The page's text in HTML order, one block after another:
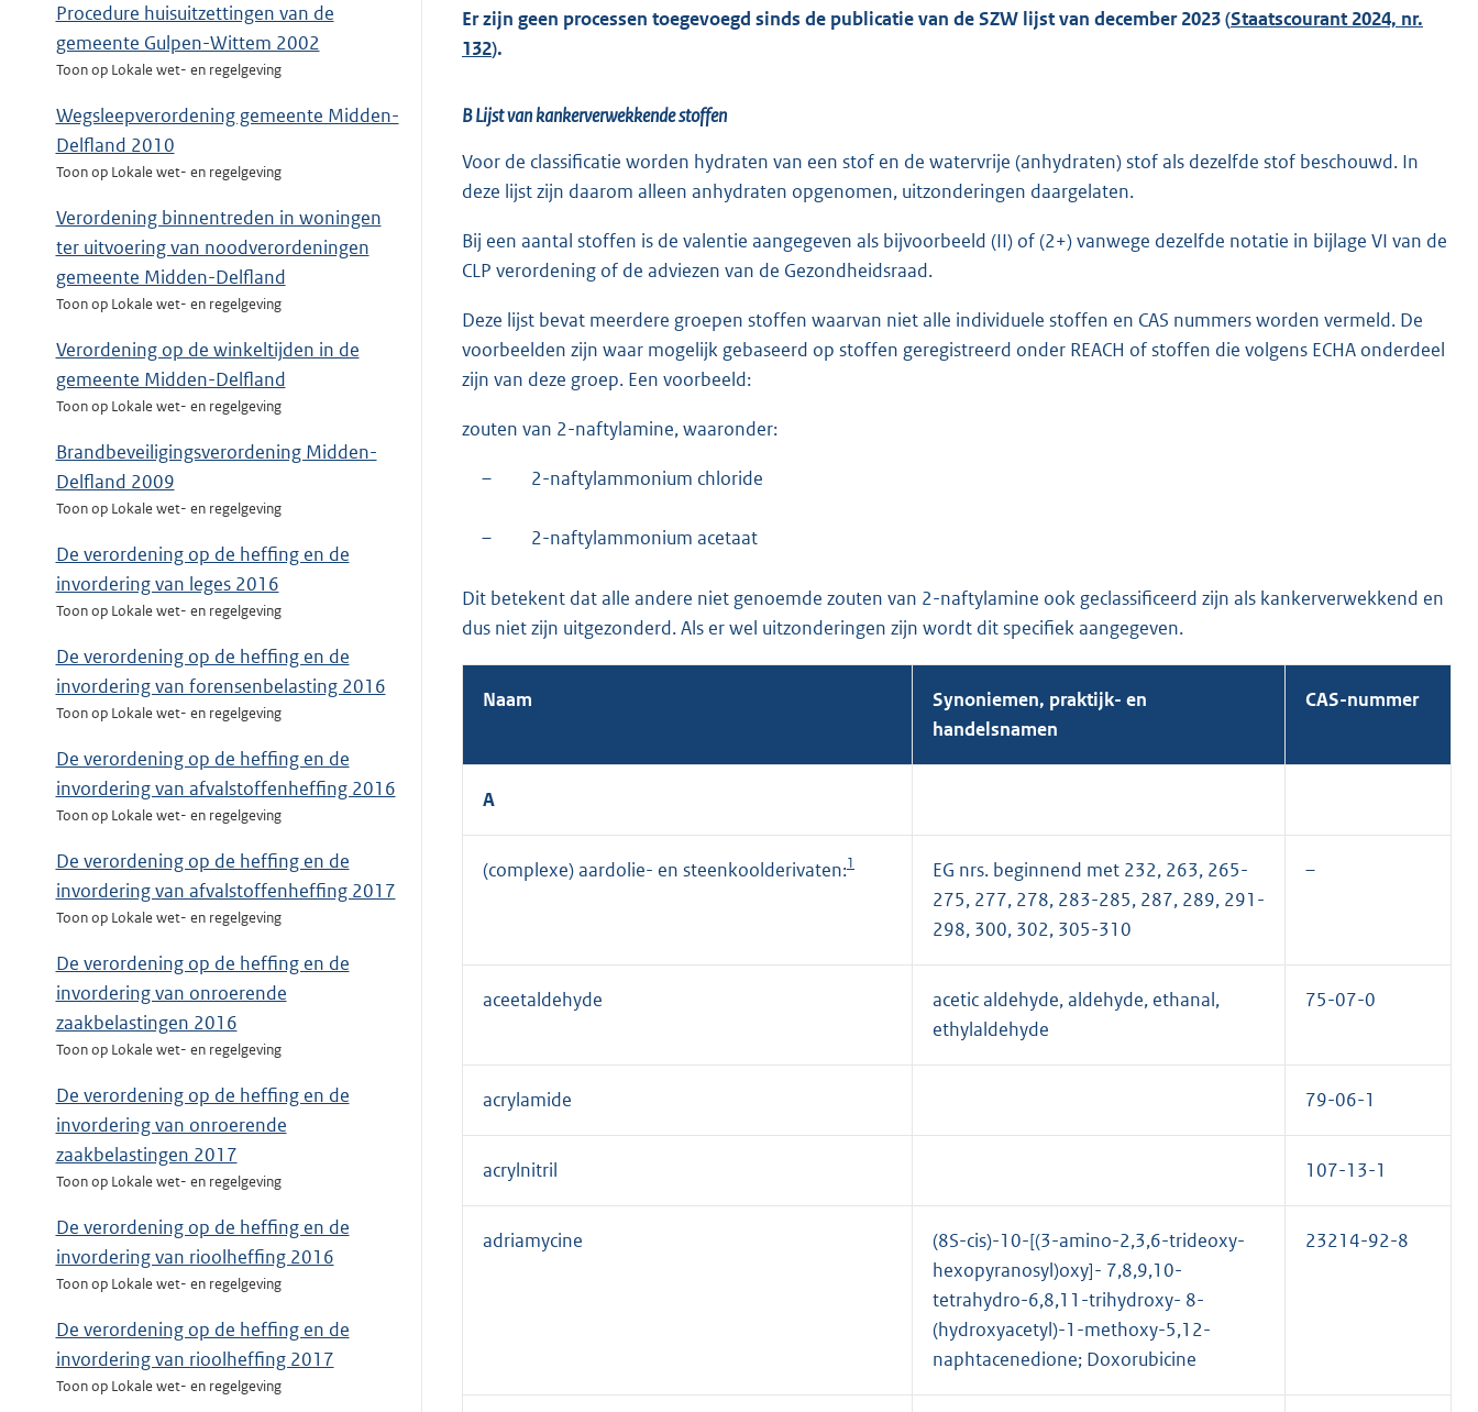
Procedure huisuitzettingen van de
gemeente Gulpen-Wittem 2002
Toon op Lokale wet- en regelgeving
Wegsleepverordening gemeente Midden-
Delfland 2010
Toon op Lokale wet- en regelgeving
Verordening binnentreden in woningen
ter uitvoering van noodverordeningen
gemeente Midden-Delfland
Toon op Lokale wet- en regelgeving
Verordening op de winkeltijden in de
gemeente Midden-Delfland
Toon op Lokale wet- en regelgeving
Brandbeveiligingsverordening Midden-
Delfland 2009
Toon op Lokale wet- en regelgeving
De verordening op de heffing en de
invordering van leges 2016
Toon op Lokale wet- en regelgeving
De verordening op de heffing en de
invordering van forensenbelasting 2016
Toon op Lokale wet- en regelgeving
De verordening op de heffing en de
invordering van afvalstoffenheffing 2016
Toon op Lokale wet- en regelgeving
De verordening op de heffing en de
invordering van afvalstoffenheffing 2017
Toon op Lokale wet- en regelgeving
De verordening op de heffing en de
invordering van onroerende
zaakbelastingen 2016
Toon op Lokale wet- en regelgeving
De verordening op de heffing en de
invordering van onroerende
zaakbelastingen 2017
Toon op Lokale wet- en regelgeving
De verordening op de heffing en de
invordering van rioolheffing 2016
Toon op Lokale wet- en regelgeving
De verordening op de heffing en de
invordering van rioolheffing 2017
Toon op Lokale wet- en regelgeving
Er zijn geen processen toegevoegd sinds de publicatie van de SZW lijst van december 2023 (Staatscourant 2024, nr.
132).
B Lijst van kankerverwekkende stoffen
Voor de classificatie worden hydraten van een stof en de watervrije (anhydraten) stof als dezelfde stof beschouwd. In
deze lijst zijn daarom alleen anhydraten opgenomen, uitzonderingen daargelaten.
Bij een aantal stoffen is de valentie aangegeven als bijvoorbeeld (II) of (2+) vanwege dezelfde notatie in bijlage VI van de
CLP verordening of de adviezen van de Gezondheidsraad.
Deze lijst bevat meerdere groepen stoffen waarvan niet alle individuele stoffen en CAS nummers worden vermeld. De
voorbeelden zijn waar mogelijk gebaseerd op stoffen geregistreerd onder REACH of stoffen die volgens ECHA onderdeel
zijn van deze groep. Een voorbeeld:
zouten van 2-naftylamine, waaronder:
– 2-naftylammonium chloride
– 2-naftylammonium acetaat
Dit betekent dat alle andere niet genoemde zouten van 2-naftylamine ook geclassificeerd zijn als kankerverwekkend en
dus niet zijn uitgezonderd. Als er wel uitzonderingen zijn wordt dit specifiek aangegeven.
Naam
Synoniemen, praktijk- en
handelsnamen
CAS-nummer
A
(complexe) aardolie- en steenkoolderivaten:1
EG nrs. beginnend met 232, 263, 265-
275, 277, 278, 283-285, 287, 289, 291-
298, 300, 302, 305-310
–
aceetaldehyde
acetic aldehyde, aldehyde, ethanal,
ethylaldehyde
75-07-0
acrylamide 79-06-1
acrylnitril 107-13-1
adriamycine
(8S-cis)-10-[(3-amino-2,3,6-trideoxy-
hexopyranosyl)oxy]- 7,8,9,10-
tetrahydro-6,8,11-trihydroxy- 8-
(hydroxyacetyl)-1-methoxy-5,12-
naphtacenedione; Doxorubicine
23214-92-8